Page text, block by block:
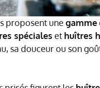
proposent une gamme
spéciales et huîtres
sa douceur ou son